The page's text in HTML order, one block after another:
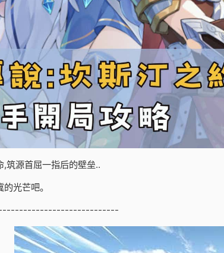
筑源首屈一指后的壁垒..
光芒吧。